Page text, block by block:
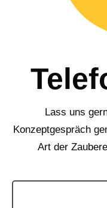
Lass uns
Konzeptgespräch
Art der